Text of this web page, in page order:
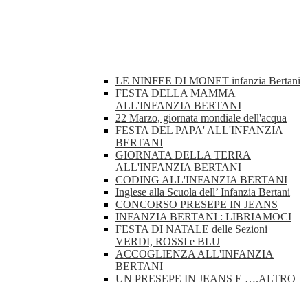
LE NINFEE DI MONET infanzia Bertani
FESTA DELLA MAMMA
ALL'INFANZIA BERTANI
22 Marzo, giornata mondiale dell'acqua
FESTA DEL PAPA' ALL'INFANZIA
BERTANI
GIORNATA DELLA TERRA
ALL'INFANZIA BERTANI
CODING ALL'INFANZIA BERTANI
Inglese alla Scuola dell’ Infanzia Bertani
CONCORSO PRESEPE IN JEANS
INFANZIA BERTANI : LIBRIAMOCI
FESTA DI NATALE delle Sezioni
VERDI, ROSSI e BLU
ACCOGLIENZA ALL'INFANZIA
BERTANI
UN PRESEPE IN JEANS E ….ALTRO